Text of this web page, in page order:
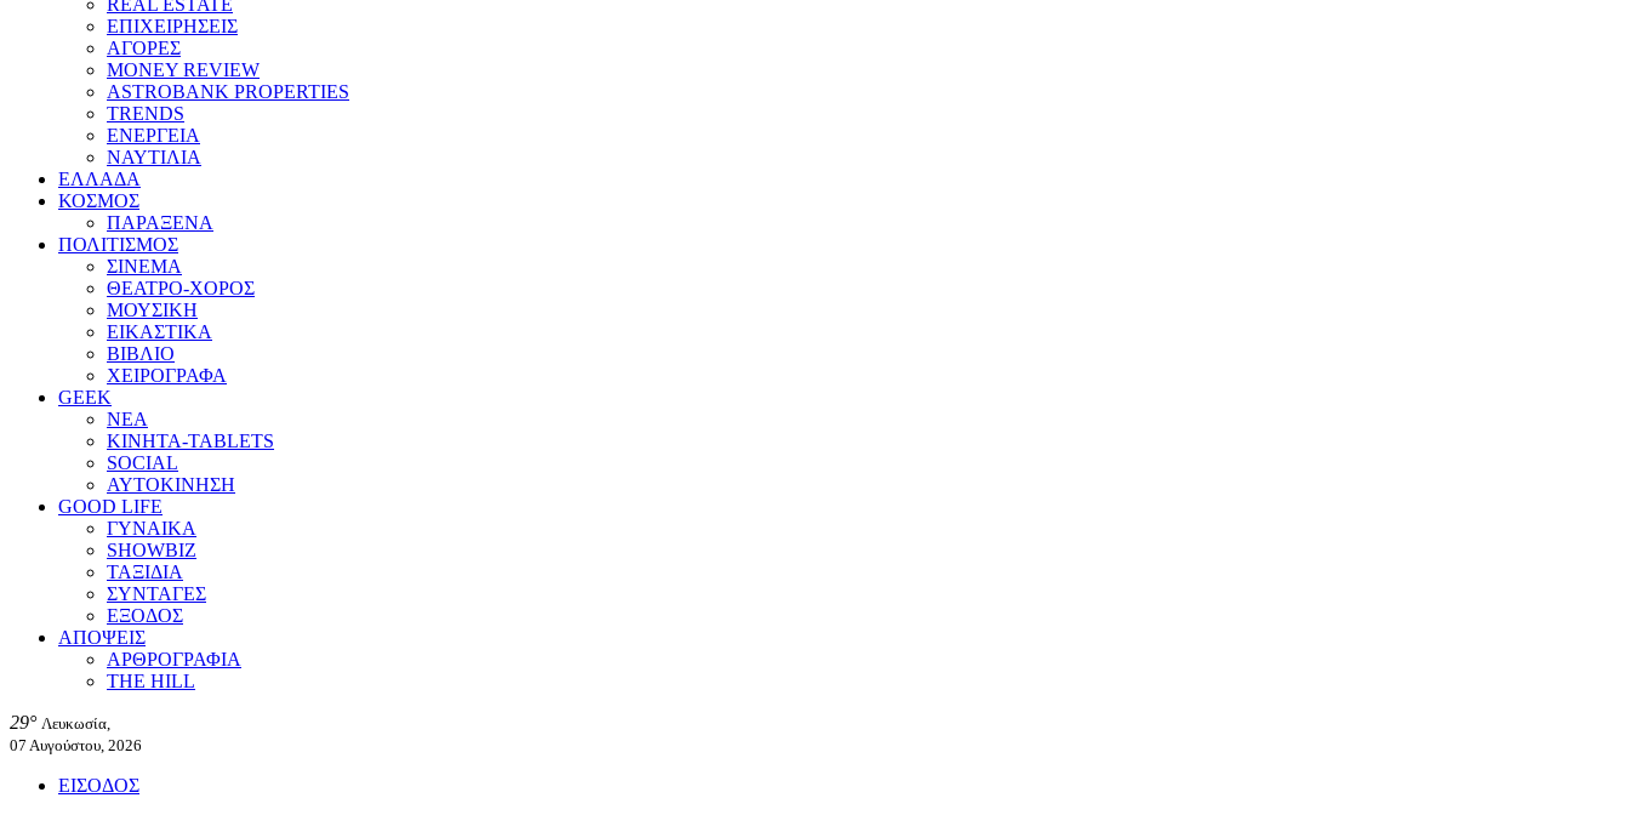
REAL ESTATE
ΕΠΙΧΕΙΡΗΣΕΙΣ
ΑΓΟΡΕΣ
MONEY REVIEW
ASTROBANK PROPERTIES
TRENDS
ΕΝΕΡΓΕΙΑ
ΝΑΥΤΙΛΙΑ
ΕΛΛΑΔΑ
ΚΟΣΜΟΣ
ΠΑΡΑΞΕΝΑ
ΠΟΛΙΤΙΣΜΟΣ
ΣΙΝΕΜΑ
ΘΕΑΤΡΟ-ΧΟΡΟΣ
ΜΟΥΣΙΚΗ
ΕΙΚΑΣΤΙΚΑ
ΒΙΒΛΙΟ
ΧΕΙΡΟΓΡΑΦΑ
GEEK
ΝΕΑ
ΚΙΝΗΤΑ-TABLETS
SOCIAL
ΑΥΤΟΚΙΝΗΣΗ
GOOD LIFE
ΓΥΝΑΙΚΑ
SHOWBIZ
ΤΑΞΙΔΙΑ
ΣΥΝΤΑΓΕΣ
ΕΞΟΔΟΣ
ΑΠΟΨΕΙΣ
ΑΡΘΡΟΓΡΑΦΙΑ
THE HILL
29° Λευκωσία,
07 Αυγούστου, 2026
ΕΙΣΟΔΟΣ